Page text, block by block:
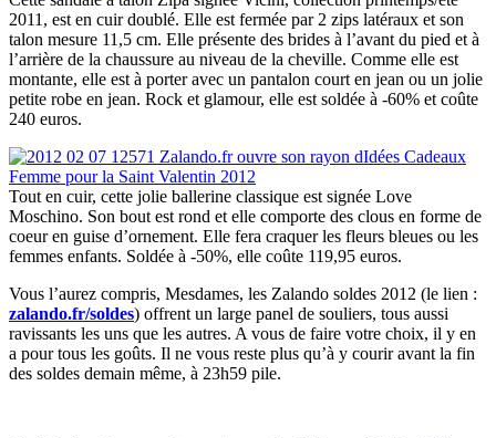
2011, est en cuir doublé. Elle est fermée par 2 zips latéraux et son
talon mesure 11,5 cm. Elle présente des brides à l’avant du pied et à
l’arrière de la chaussure au niveau de la cheville. Comme elle est
montante, elle est à porter avec un pantalon court en jean ou un jolie
petite robe en jean. Rock et glamour, elle est soldée à -60% et coûte
240 euros.
Tout en cuir, cette jolie ballerine classique est signée Love
Moschino. Son bout est rond et elle comporte des clous en forme de
coeur en guise d’ornement. Elle fera craquer les fleurs bleues ou les
femmes enfants. Soldée à -50%, elle coûte 119,95 euros.
Vous l’aurez compris, Mesdames, les Zalando soldes 2012 (le lien :
zalando.fr/soldes) offrent un large panel de souliers, tous aussi
ravissants les uns que les autres. A vous de faire votre choix, il y en
a pour tous les goûts. Il ne vous reste plus qu’à y courir avant la fin
des soldes demain même, à 23h59 pile.